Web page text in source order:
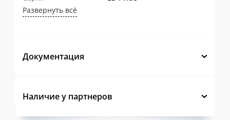
бытовых стояков до технологических
зонах максимальных нагрузок запас
нормативные требования, что
Развернуть всё
Документация
Наличие у партнеров